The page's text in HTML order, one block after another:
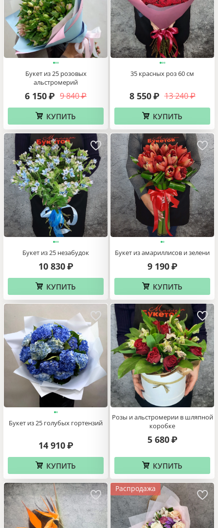
Букет из 25 розовых
альстромерий
9 840 ₽
6 150₽
КУПИТЬ
35 красных роз 60 см
13 240 ₽
8 550 ₽
КУПИТЬ
Букет из 25 незабудок
10 830 ₽
КУПИТЬ
Букет из амариллисов и зелени
9 190 ₽
КУПИТЬ
Букет из 25 голубых гортензий
14 910 ₽
КУПИТЬ
Розы и альстромерии в шляпной
коробке
5 680 ₽
КУПИТЬ
Распродажа